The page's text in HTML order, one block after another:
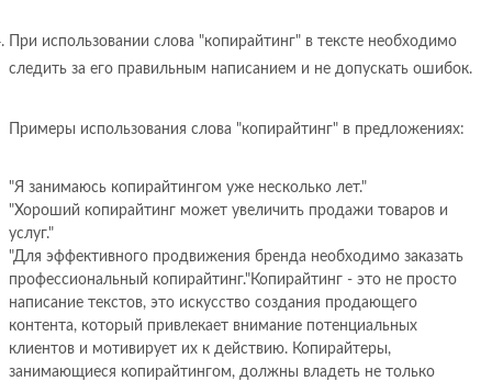
При использовании слова "копирайтинг" в тексте необходимо
следить за его правильным написанием и не допускать ошибок.
Примеры использования слова "копирайтинг" в предложениях:
"Я занимаюсь копирайтингом уже несколько лет."
"Хороший копирайтинг может увеличить продажи товаров и
услуг."
"Для эффективного продвижения бренда необходимо заказать
профессиональный копирайтинг."Копирайтинг - это не просто
написание текстов, это искусство создания продающего
контента, который привлекает внимание потенциальных
клиентов и мотивирует их к действию. Копирайтеры,
занимающиеся копирайтингом, должны владеть не только